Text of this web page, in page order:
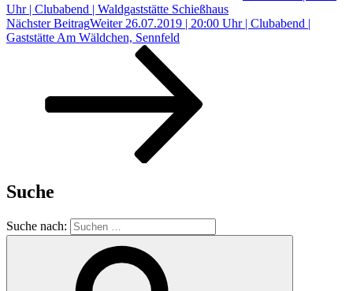
Uhr | Clubabend | Waldgaststätte Schießhaus
Nächster BeitragWeiter 26.07.2019 | 20:00 Uhr | Clubabend |
Gaststätte Am Wäldchen, Sennfeld
Suche
Suche nach: